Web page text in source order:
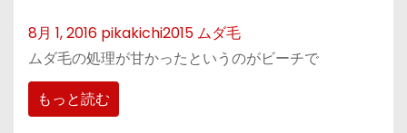
8月 1, 2016 pikakichi2015 ムダ毛
ムダ毛の処理が甘かったというのがビーチで
もっと読む